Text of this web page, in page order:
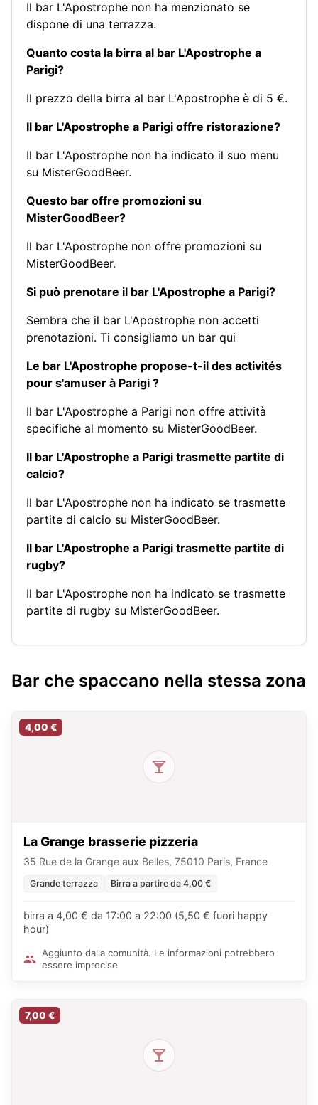
Il bar L'Apostrophe non ha menzionato se
dispone di una terrazza.
Quanto costa la birra al bar L'Apostrophe a
Parigi?
Il prezzo della birra al bar L'Apostrophe è di 5 €.
Il bar L'Apostrophe a Parigi offre ristorazione?
Il bar L'Apostrophe non ha indicato il suo menu
su MisterGoodBeer.
Questo bar offre promozioni su
MisterGoodBeer?
Il bar L'Apostrophe non offre promozioni su
MisterGoodBeer.
Si può prenotare il bar L'Apostrophe a Parigi?
Sembra che il bar L'Apostrophe non accetti
prenotazioni. Ti consigliamo un bar qui
Le bar L'Apostrophe propose-t-il des activités
pour s'amuser à Parigi ?
Il bar L'Apostrophe a Parigi non offre attività
specifiche al momento su MisterGoodBeer.
Il bar L'Apostrophe a Parigi trasmette partite di
calcio?
Il bar L'Apostrophe non ha indicato se trasmette
partite di calcio su MisterGoodBeer.
Il bar L'Apostrophe a Parigi trasmette partite di
rugby?
Il bar L'Apostrophe non ha indicato se trasmette
partite di rugby su MisterGoodBeer.
Bar che spaccano nella stessa zona
4,00 €
La Grange brasserie pizzeria
35 Rue de la Grange aux Belles, 75010 Paris, France
Grande terrazza Birra a partire da 4,00 €
birra a 4,00 € da 17:00 a 22:00 (5,50 € fuori happy
hour)
Aggiunto dalla comunità. Le informazioni potrebbero
essere imprecise
7,00 €